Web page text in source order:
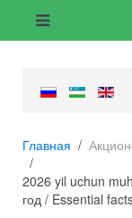
Главная
2026 yil uchun
год / Essential